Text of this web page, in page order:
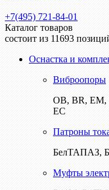
+7(495) 721-84-01
Каталог товаров
состоит из 11693
Оснастка и
Виброопоры
ОВ, BR, EM,
EC
Патроны
БелТАПАЗ,
Муфты